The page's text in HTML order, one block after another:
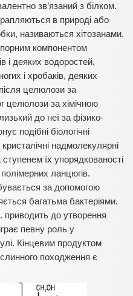
зв’язаний з білком.
в природі або
називаються хітозанами.
компонентом
і деяких водоростей,
і хробаків, деяких
целюлози за
целюлози за хімічною
до неї за фізико-
подібні біологічні
надмолекулярні
ступенем їх упорядкованості
ланцюгів.
за допомогою
багатьма бактеріями.
до утворення
певну роль у
Кінцевим продуктом
походження є